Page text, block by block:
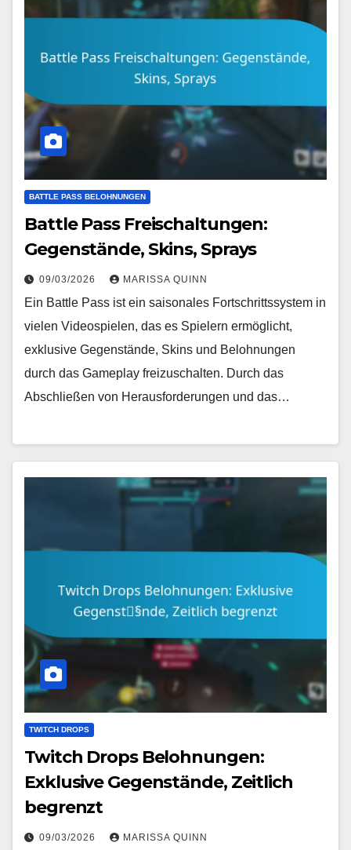
BATTLE PASS BELOHNUNGEN
Battle Pass Freischaltungen:
Gegenstände, Skins, Sprays
09/03/2026 MARISSA QUINN
Ein Battle Pass ist ein saisonales Fortschrittssystem in
vielen Videospielen, das es Spielern ermöglicht,
exklusive Gegenstände, Skins und Belohnungen
durch das Gameplay freizuschalten. Durch das
Abschließen von Herausforderungen und das…
TWITCH DROPS
Twitch Drops Belohnungen:
Exklusive Gegenstände, Zeitlich
begrenzt
09/03/2026 MARISSA QUINN